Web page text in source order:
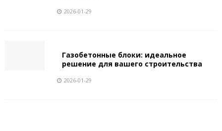
2026-01-29
Газобетонные блоки: идеальное
решение для вашего строительства
2026-01-29